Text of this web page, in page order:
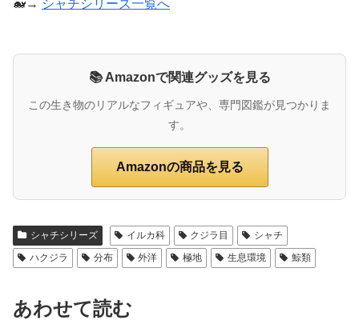
🐋→ シャチシリーズ一覧へ
📚 Amazonで関連グッズを見る
この生き物のリアルなフィギュアや、専門図鑑が見つかりま
す。
Amazonの商品を見る
シャチシリーズ イルカ科 クジラ目
シャチ
ハクジラ
分布 外洋 極地 生息環境 鯨類
あわせて読む